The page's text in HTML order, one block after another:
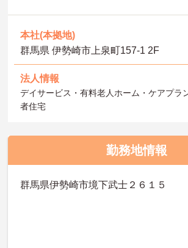
本社(本拠地)
群馬県 伊勢崎市上泉町157-1 2F
法人情報
デイサービス・有料老人ホーム・ケアプラ
者住宅
勤務地情報
群馬県伊勢崎市境下武士２６１５